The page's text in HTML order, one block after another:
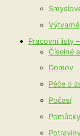
Výtvarné
Pracovní listy
Číselné
Domov
Péče o
Počasí